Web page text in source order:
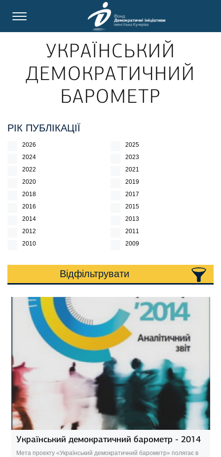
УКРАЇНСЬКИЙ
ДЕМОКРАТИЧНИЙ
БАРОМЕТР
РІК ПУБЛІКАЦІЇ
2026
2025
2024
2023
2022
2021
2020
2019
2018
2017
2016
2015
2014
2013
2012
2011
2010
2009
Відфільтрувати
Український демократичний барометр - 2014
Мета проекту «Український демократичний барометр» полягає в